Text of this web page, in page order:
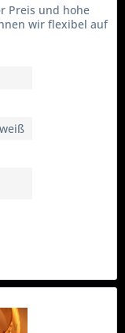
Preis und hohe
wir flexibel auf